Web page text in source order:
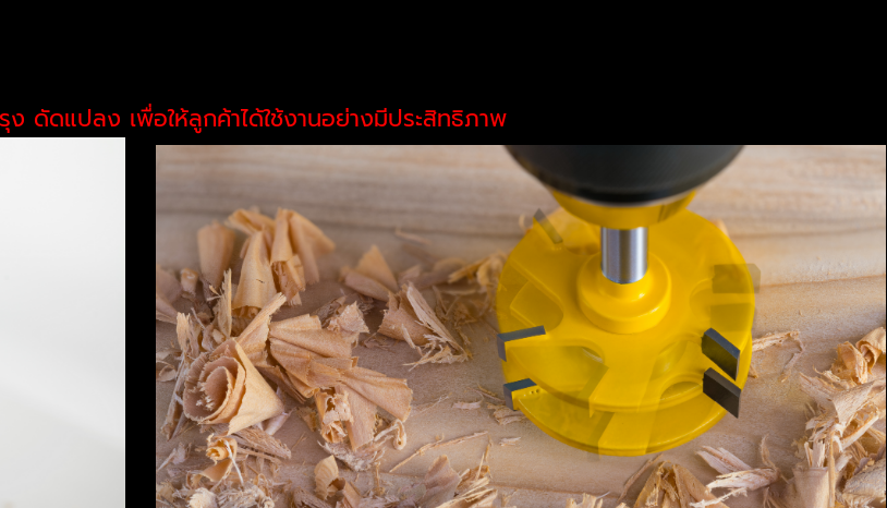
ดัดแปลง เพื่อให้ลูกค้าได้ใช้งานอย่างมีประสิทธิภาพ